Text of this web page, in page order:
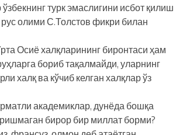
турк эмаслигини исбот қилиш
олими С.Толстов фикри билан
Осиё халқларининг биронтаси ҳам
бориб тақалмайди, уларнинг
халқ ва кўчиб келган халқлар ўз
академиклар, дунёда бошқа
бирор бир миллат борми?